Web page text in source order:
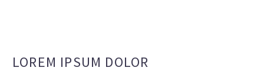
LOREM IPSUM DOLOR